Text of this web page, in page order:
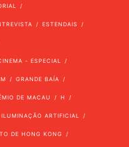
ESTENDAIS
- ESPECIAL
GRANDE BAÍA
DE MACAU H
ILUMINAÇÃO ARTIFICIAL
DE HONG KONG